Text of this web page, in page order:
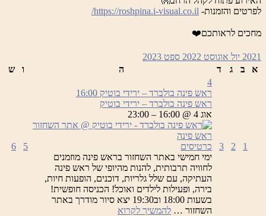
לפרטים והזמנות- https://roshpina.i-visual.co.il/
מחכים לראותכם❤️
2021 יול אוגוסט 2022 ספט 2023
א
ב ג ד ה ו ש
1
2
3
4
ראש פינה בולברד – ירידי בוטיק 16:00
ראש פינה בולברד – ירידי בוטיק
אוג 4 @ 16:00 – 23:00
כרטיסים
ימי חמישי באתר השחזור בראש פינה מוזמנים
לחוויה תרבותית, להנות מהיופי של ראש פינה
העתיקה, עם שלל גלריות, דוכנים, הופעות חיות,
בירה, ופעילות לילדים ואוכל! הכניסה חופשית!
בשעות 18:00 וב19:30 יצא סיור מודרך באתר
השחזור … להמשיך לקרוא
5
6